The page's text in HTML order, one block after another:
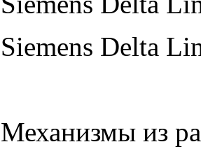
Siemens Delta
Механизмы из